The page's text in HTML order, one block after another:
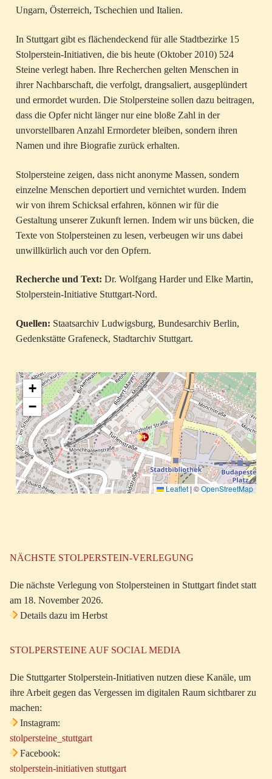
Ungarn, Österreich, Tschechien und Italien.
In Stuttgart gibt es flächendeckend für alle Stadtbezirke 15
Stolperstein-Initiativen, die bis heute (Oktober 2010) 524
Steine verlegt haben. Ihre Recherchen gelten Menschen in
ihrer Nachbarschaft, die verfolgt, drangsaliert, ausgeplündert
und ermordet wurden. Die Stolpersteine sollen dazu beitragen,
dass die Opfer nicht länger nur eine bloße Zahl in der
unvorstellbaren Anzahl Ermordeter bleiben, sondern ihren
Namen und ihre Biografie zurück erhalten.
Stolpersteine zeigen, dass nicht anonyme Massen, sondern
einzelne Menschen deportiert und vernichtet wurden. Indem
wir von ihrem Schicksal erfahren, können wir für die
Gestaltung unserer Zukunft lernen. Indem wir uns bücken, die
Texte von Stolpersteinen zu lesen, verbeugen wir uns dabei
unwillkürlich auch vor den Opfern.
Recherche und Text: Dr. Wolfgang Harder und Elke Martin,
Stolperstein-Initiative Stuttgart-Nord.
Quellen: Staatsarchiv Ludwigsburg, Bundesarchiv Berlin,
Gedenkstätte Grafeneck, Stadtarchiv Stuttgart.
+
−
Leaflet | ©OpenStreetMap
NÄCHSTE STOLPERSTEIN-VERLEGUNG
Die nächste Verlegung von Stolpersteinen in Stuttgart findet statt
am 18. November 2026.
Details dazu im Herbst
STOLPERSTEINE AUF SOCIAL MEDIA
Die Stuttgarter Stolperstein-Initiativen nutzen diese Kanäle, um
ihre Arbeit gegen das Vergessen im digitalen Raum sichtbarer zu
machen:
Instagram:
stolpersteine_stuttgart
Facebook:
stolperstein-initiativen stuttgart